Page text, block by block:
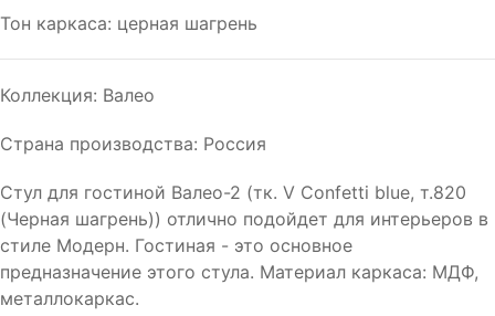
Тон каркаса: церная шагрень
Коллекция: Валео
Страна производства: Россия
Стул для гостиной Валео-2 (тк. V Confetti blue, т.820
(Черная шагрень)) отлично подойдет для интерьеров в
стиле Модерн. Гостиная - это основное
предназначение этого стула. Материал каркаса: МДФ,
металлокаркас.